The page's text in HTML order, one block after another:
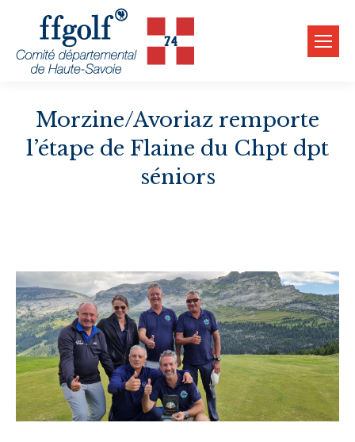
Morzine/Avoriaz remporte
l’étape de Flaine du Chpt dpt
séniors